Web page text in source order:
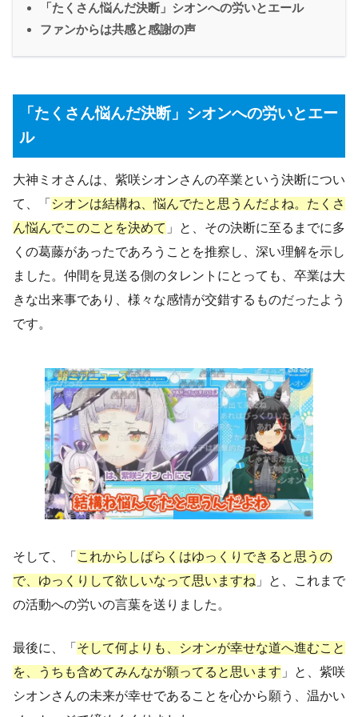
「たくさん悩んだ決断」シオンへの労いとエール
ファンからは共感と感謝の声
「たくさん悩んだ決断」シオンへの労いとエー
ル
大神ミオさんは、紫咲シオンさんの卒業という決断につい
て、「 シオンは結構ね、悩んでたと思うんだよね。たくさ
ん悩んでこのことを決めて 」と、その決断に至るまでに多
くの葛藤があったであろうことを推察し、深い理解を示し
ました。仲間を見送る側のタレントにとっても、卒業は大
きな出来事であり、様々な感情が交錯するものだったよう
です。
そして、「 これからしばらくはゆっくりできると思うの
で、ゆっくりして欲しいなって思いますね 」と、これまで
の活動への労いの言葉を送りました。
最後に、「 そして何よりも、シオンが幸せな道へ進むこと
を、うちも含めてみんなが願ってると思います 」と、紫咲
シオンさんの未来が幸せであることを心から願う、温かい